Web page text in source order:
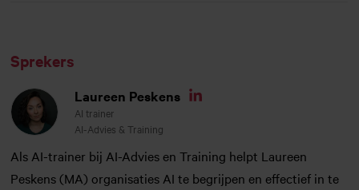
Sprekers
Laureen Peskens
AI trainer
AI-Advies & Training
Als AI-trainer bij AI-Advies en Training helpt Laureen
Peskens (MA) organisaties AI te begrijpen en effectief in te